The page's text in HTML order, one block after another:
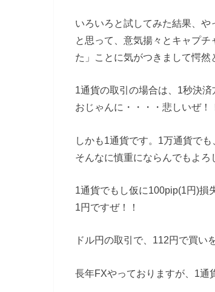
いろいろと試してみた結果、や
と思って、意気揚々とキャプ
た」ことに気がつきまして愕然
1通貨の取引の場合は、1秒決
おじゃんに・・・・悲しいぜ！
しかも1通貨です。1万通貨で
そんなに慎重にならんでもよろ
1通貨でもし仮に100pip(1円)損
1円ですぜ！！
ドル円の取引で、112円で買い
長年FXやっておりますが、1通